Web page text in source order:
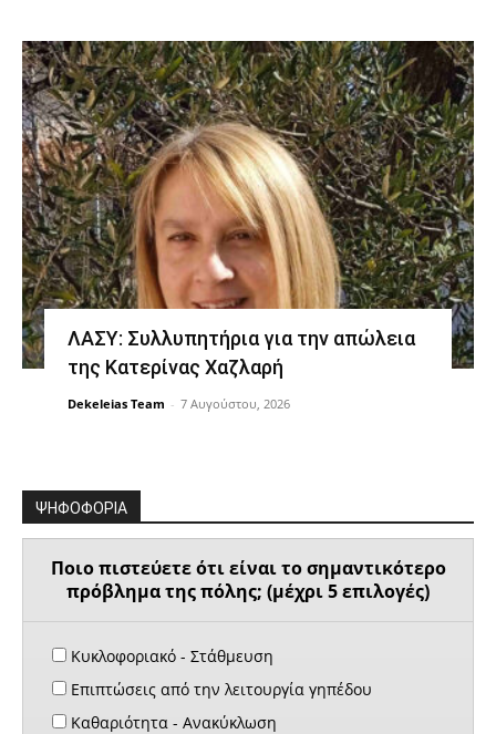
ΛΑΣΥ: Συλλυπητήρια για την απώλεια
της Κατερίνας Χαζλαρή
Dekeleias Team - 7 Αυγούστου, 2026
ΨΗΦΟΦΟΡΙΑ
Ποιο πιστεύετε ότι είναι το σημαντικότερο
πρόβλημα της πόλης; (μέχρι 5 επιλογές)
Κυκλοφοριακό - Στάθμευση
Επιπτώσεις από την λειτουργία γηπέδου
Καθαριότητα - Ανακύκλωση